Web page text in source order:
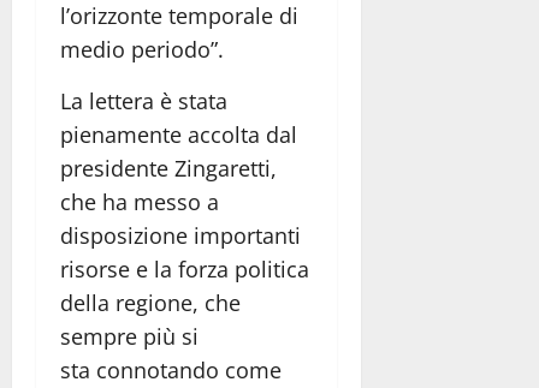
l’orizzonte temporale di
medio periodo”.
La lettera è stata
pienamente accolta dal
presidente Zingaretti,
che ha messo a
disposizione importanti
risorse e la forza politica
della regione, che
sempre più si
sta connotando come